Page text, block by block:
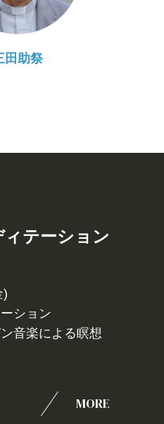
田助祭
テーション
)
ション
音楽による瞑想
MORE